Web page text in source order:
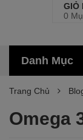
GIỎ
0
Danh Mục
Trang Chủ
Omega